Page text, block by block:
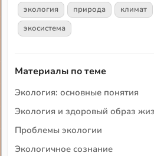
экология природа климат
экосистема
Материалы по теме
Экология: основные понятия
Экология и здоровый образ
Проблемы экологии
Экологичное сознание